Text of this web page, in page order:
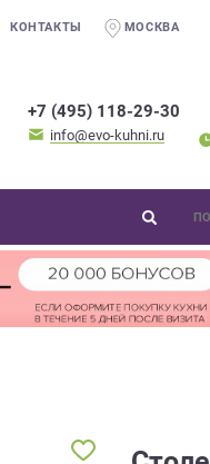
КОНТАКТЫ МОСКВА
+7 (495) 118-29-30
info@evo-kuhni.ru